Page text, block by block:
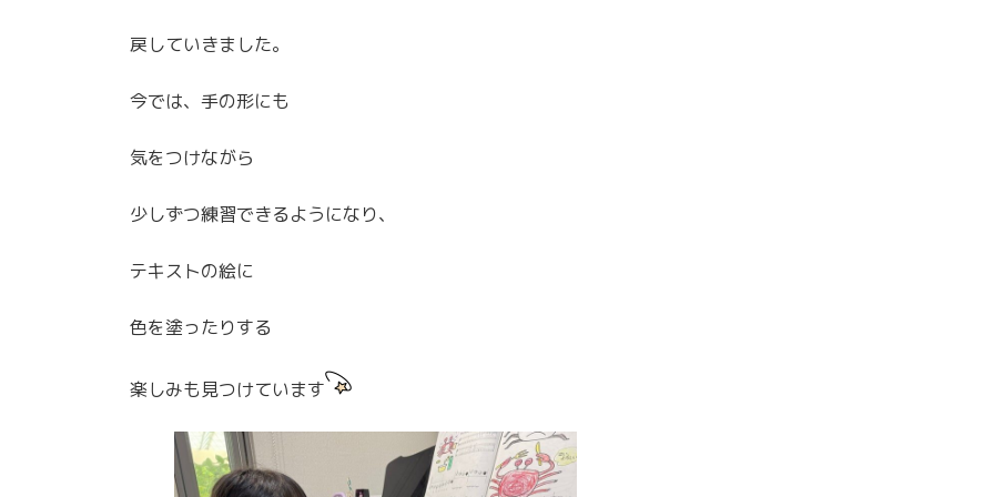
戻していきました。
今では、手の形にも
気をつけながら
少しずつ練習できるようになり、
テキストの絵に
色を塗ったりする
楽しみも見つけています